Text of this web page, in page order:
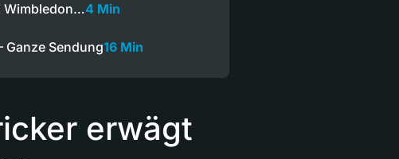
Wimbledon…4 Min
Sendung16 Min
erwägt